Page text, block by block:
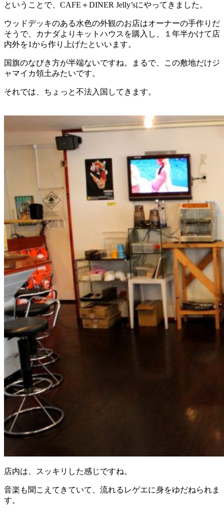
ということで、CAFE＋DINER Jelly’sにやってきました。
ウッドデッキのある水色の外観のお店はオーナーの手作りだ
そうで、カナダよりキットハウスを購入し、１年半かけて店
内外を1から作り上げたといいます。
国旗のなびき方が半端ないですね。まるで、この敷地だけジ
ャマイカ領土みたいです。
それでは、ちょっと不法入国してきます。
店内は、スッキリした感じですね。
音楽も聞こえてきていて、流れるレゲエに身をゆだねられま
す。